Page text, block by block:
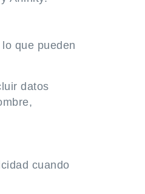
que pueden
datos
cuando